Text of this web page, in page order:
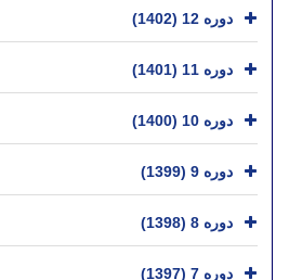
دوره 12 (1402)
دوره 11 (1401)
دوره 10 (1400)
دوره 9 (1399)
دوره 8 (1398)
دوره 7 (1397)